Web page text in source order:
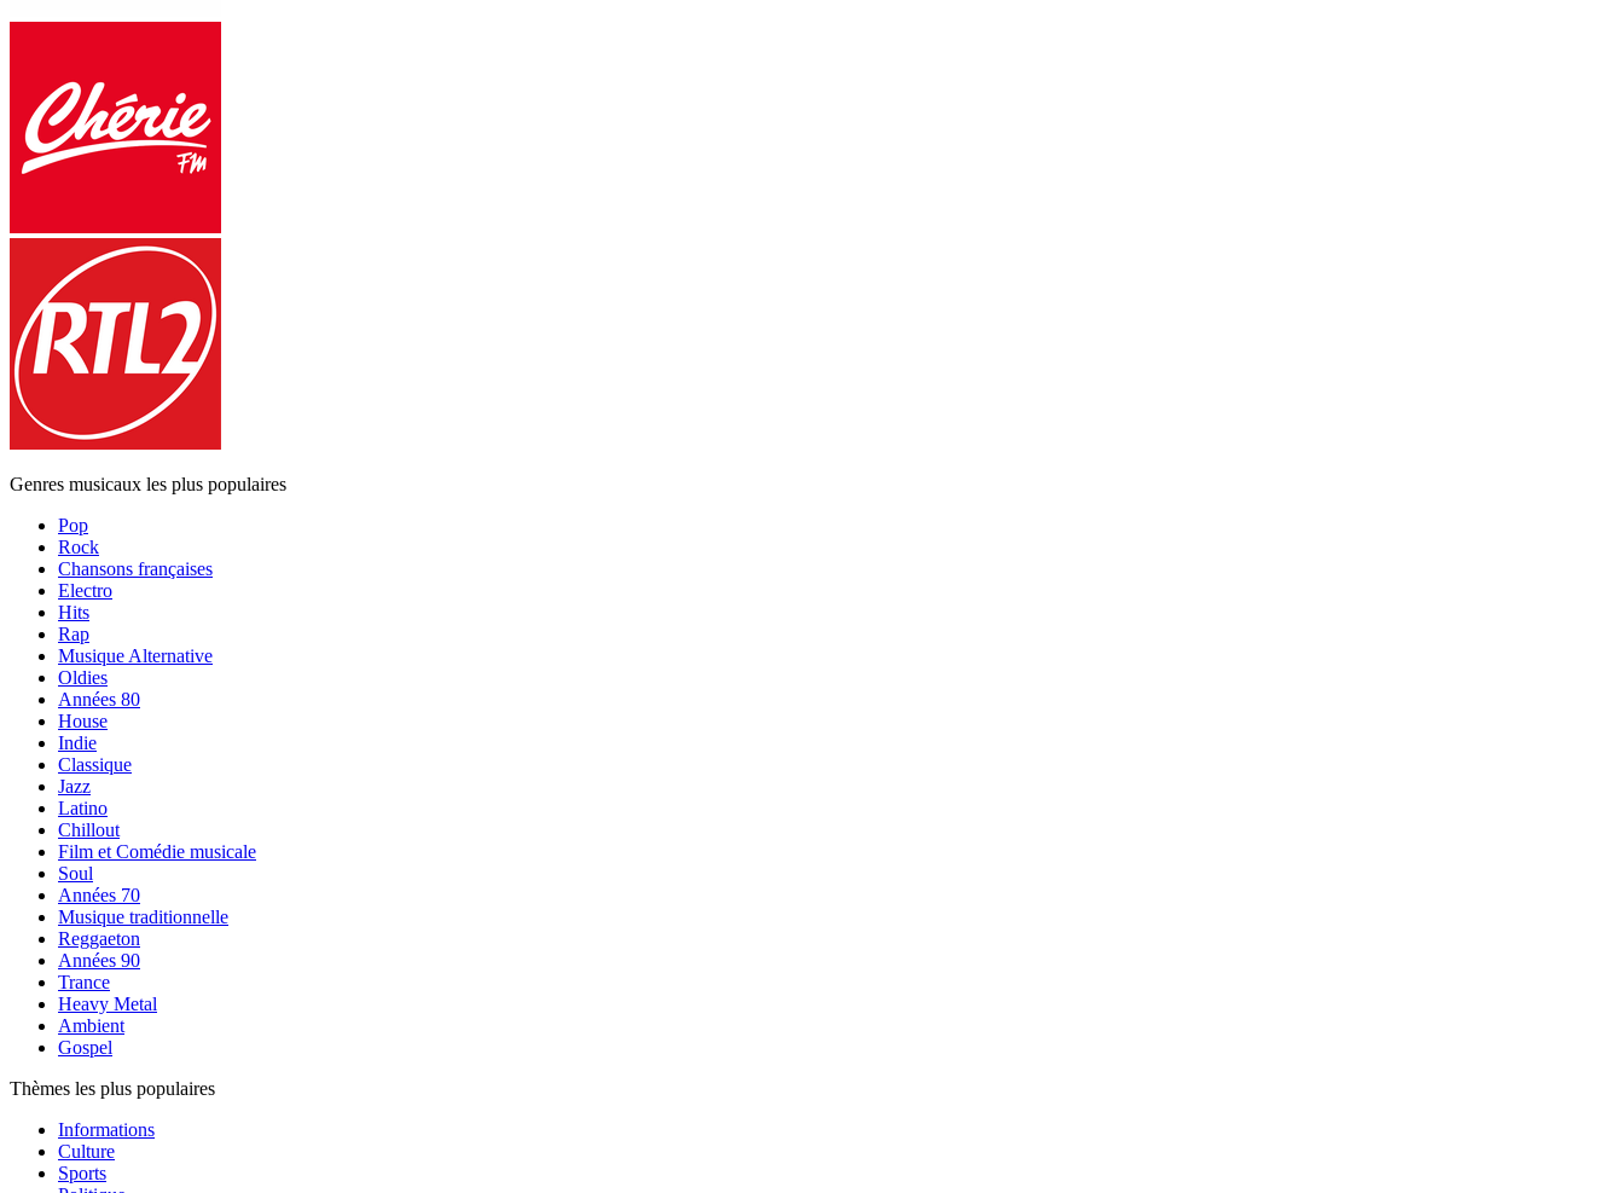
Genres musicaux les plus populaires
Pop
Rock
Chansons françaises
Electro
Hits
Rap
Musique Alternative
Oldies
Années 80
House
Indie
Classique
Jazz
Latino
Chillout
Film et Comédie musicale
Soul
Années 70
Musique traditionnelle
Reggaeton
Années 90
Trance
Heavy Metal
Ambient
Gospel
Thèmes les plus populaires
Informations
Culture
Sports